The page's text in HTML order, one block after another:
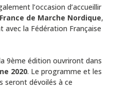
l’occasion d’accueillir
de Marche Nordique,
avec la Fédération Française
9ème édition ouvriront dans
2020. Le programme et les
seront dévoilés à ce